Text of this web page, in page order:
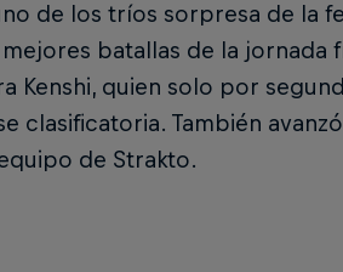
de los tríos sorpresa de la
batallas de la jornada
Kenshi, quien solo por
clasificatoria. También
de Strakto.